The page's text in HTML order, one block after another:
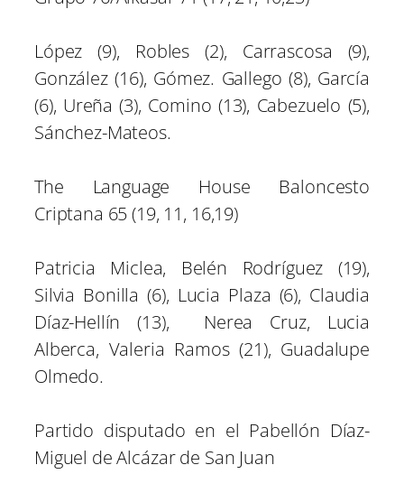
López (9), Robles (2), Carrascosa (9),
González (16), Gómez. Gallego (8), García
(6), Ureña (3), Comino (13), Cabezuelo (5),
Sánchez-Mateos.
The Language House Baloncesto
Criptana 65 (19, 11, 16,19)
Patricia Miclea, Belén Rodríguez (19),
Silvia Bonilla (6), Lucia Plaza (6), Claudia
Díaz-Hellín (13), Nerea Cruz, Lucia
Alberca, Valeria Ramos (21), Guadalupe
Olmedo.
Partido disputado en el Pabellón Díaz-
Miguel de Alcázar de San Juan